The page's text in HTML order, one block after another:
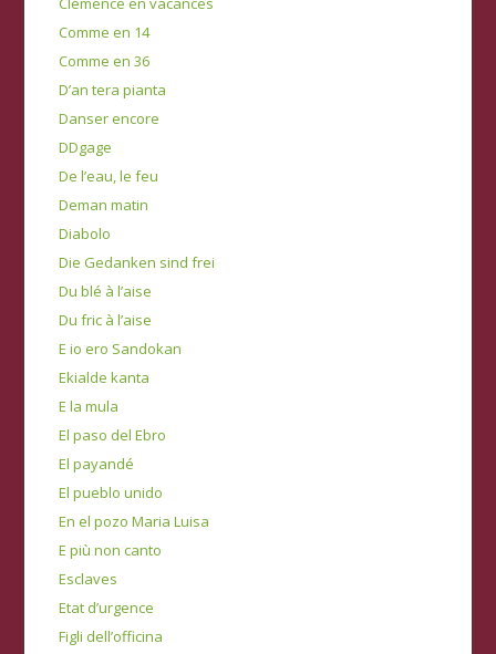
Comme en 14
Comme en 36
D’an tera pianta
Danser encore
DDgage
De l’eau, le feu
Deman matin
Diabolo
Die Gedanken sind frei
Du blé à l’aise
Du fric à l’aise
E io ero Sandokan
Ekialde kanta
E la mula
El paso del Ebro
El payandé
El pueblo unido
En el pozo Maria Luisa
E più non canto
Esclaves
Etat d’urgence
Figli dell’officina